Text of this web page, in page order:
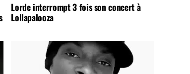
Lorde interrompt 3 fois son concert à
Lollapalooza